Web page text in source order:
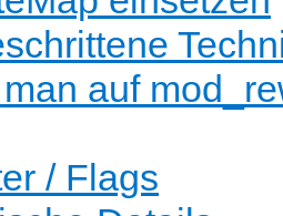
auf
/ Flags